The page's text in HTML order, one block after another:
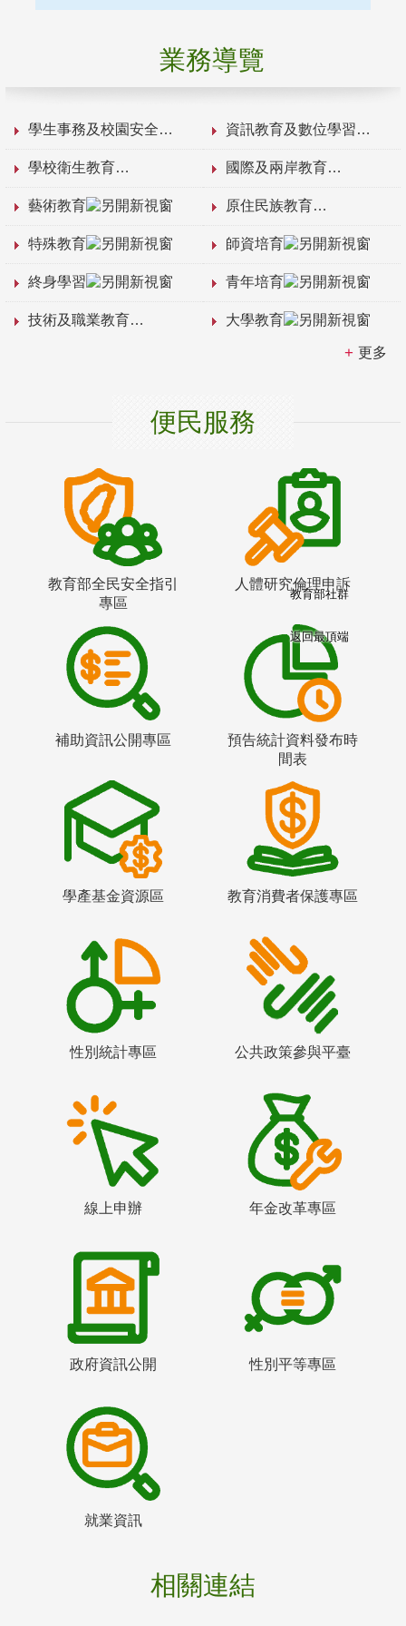
業務導覽
學生事務及校園安全 資訊教育及數位學習
學校衛生教育 國際及兩岸教育
藝術教育 原住民族教育
特殊教育 師資培育
終身學習 青年培育
技術及職業教育 大學教育
更多
便民服務
教育部全民安全指引
專區
人體研究倫理申訴
補助資訊公開專區
預告統計資料發布時
間表
學產基金資源區 教育消費者保護專區
性別統計專區 公共政策參與平臺
線上申辦 年金改革專區
政府資訊公開 性別平等專區
就業資訊
相關連結
教育部社群
返回最頂端